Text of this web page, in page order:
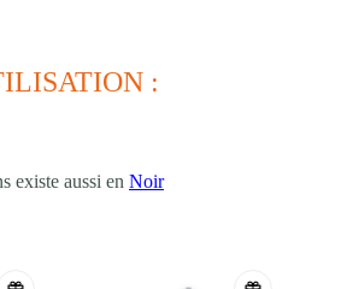
:
existe aussi en Noir